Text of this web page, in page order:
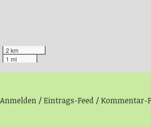
2 km
1 mi
Anmelden Eintrags-Feed Kommentar-